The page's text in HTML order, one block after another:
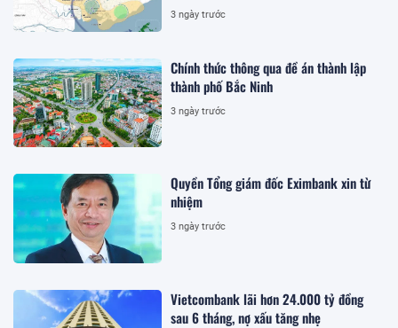
3 ngày trước
Chính thức thông qua đề án thành lập
thành phố Bắc Ninh
3 ngày trước
Quyền Tổng giám đốc Eximbank xin từ
nhiệm
3 ngày trước
Vietcombank lãi hơn 24.000 tỷ đồng
sau 6 tháng, nợ xấu tăng nhẹ